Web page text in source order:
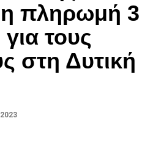
η πληρωμή 3
τους
στη Δυτική